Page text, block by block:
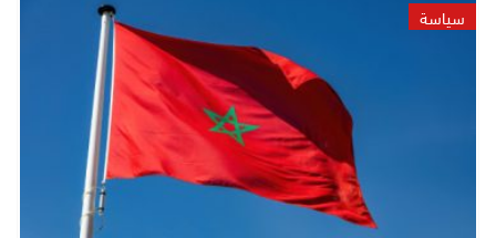
سياسة